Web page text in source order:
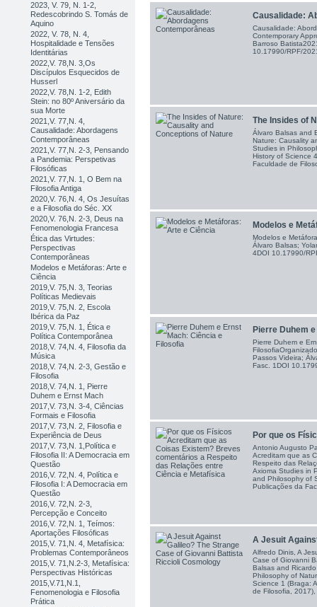
2023, V. 79, N. 1-2,
Redescobrindo S. Tomás de
Aquino
2022, V. 78, N. 4,
Hospitalidade e Tensões
Identitárias
2022,V. 78,N. 3,Os
Discípulos Esquecidos de
Husserl
2022,V. 78,N. 1-2, Edith
Stein: no 80º Aniversário da
sua Morte
2021,V. 77,N. 4,
Causalidade: Abordagens
Contemporâneas
2021,V. 77,N. 2-3, Pensando
a Pandemia: Perspetivas
Filosóficas
2021,V. 77,N. 1, O Bem na
Filosofia Antiga
2020,V. 76,N. 4, Os Jesuítas
e a Filosofia do Séc. XX
2020,V. 76,N. 2-3, Deus na
Fenomenologia Francesa
Ética das Virtudes:
Perspectivas
Contemporâneas
Modelos e Metáforas: Arte e
Ciência
2019,V. 75,N. 3, Teorias
Políticas Medievais
2019,V. 75,N. 2, Escola
Ibérica da Paz
2019,V. 75,N. 1, Ética e
Política Contemporânea
2018,V. 74,N. 4, Filosofia da
Música
2018,V. 74,N. 2-3, Gestão e
Filosofia
2018,V. 74,N. 1, Pierre
Duhem e Ernst Mach
2017,V. 73,N. 3-4, Ciências
Formais e Filosofia
2017,V. 73,N. 2, Filosofia e
Experiência de Deus
2017,V. 73,N. 1,Política e
Filosofia II: A Democracia em
Questão
2016,V. 72,N. 4, Política e
Filosofia I: A Democracia em
Questão
2016,V. 72,N. 2-3,
Percepção e Conceito
2016,V. 72,N. 1, Teímos:
Aportações Filosóficas
2015,V. 71,N. 4, Metafísica:
Problemas Contemporâneos
2015,V. 71,N.2-3, Metafísica:
Perspectivas Históricas
2015,V.71,N.1,
Fenomenologia e Filosofia
Prática
Causalidade:
Causalidade:
Contemporary
Barroso
10.17990/RPF/
The Insides of
Álvaro Balsas and
Nature: Causality
Studies in
History of Science
Faculdade de
Modelos e
Modelos e
Álvaro Balsas;
4DOI 10.17990/
Pierre Duhem
Pierre Duhem e
Passos Videira;
Fasc. 1DOI
Por que os
Antonio Augusto
Acreditam que as
Respeito das
Axioma Studies in
and Philosophy of
Publicações da
A Jesuit
Alfredo Dinis, A
Case of Giovanni
Balsas and
Philosophy of
Science 1 (Braga:
de Filosofia, 2017),